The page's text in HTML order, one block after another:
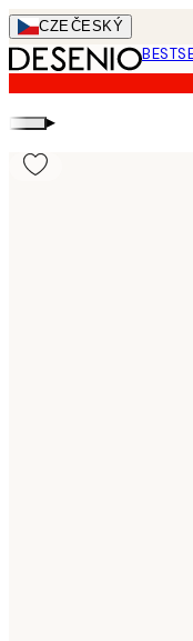
Skip
to
main
content.
CZEČESKÝ
▸